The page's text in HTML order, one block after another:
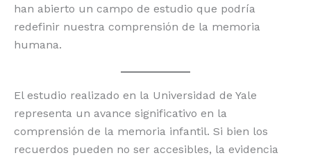
han abierto un campo de estudio que podría
redefinir nuestra comprensión de la memoria
humana.
El estudio realizado en la Universidad de Yale
representa un avance significativo en la
comprensión de la memoria infantil. Si bien los
recuerdos pueden no ser accesibles, la evidencia